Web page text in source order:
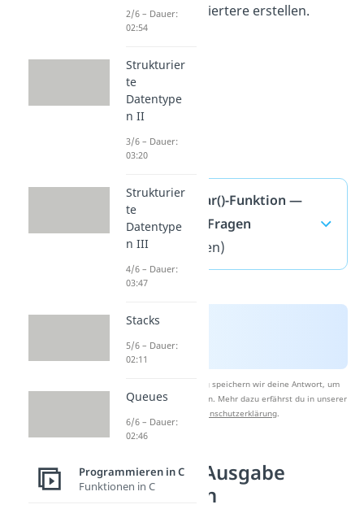
neue, kompliziertere erstellen.
Die getchar()-Funktion —
häufigste Fragen
(ausklappen)
Nach Beantwortung speichern wir deine Antwort, um
Studyflix zu verbessern. Mehr dazu erfährst du in unserer
Datenschutzerklärung.
Ein- und Ausgabe
verstehen
2/6 – Dauer:
02:54
Strukturier
te
Datentype
n II
3/6 – Dauer:
03:20
Strukturier
te
Datentype
n III
4/6 – Dauer:
03:47
Stacks
5/6 – Dauer:
02:11
Queues
6/6 – Dauer:
02:46
Programmieren in C
Funktionen in C